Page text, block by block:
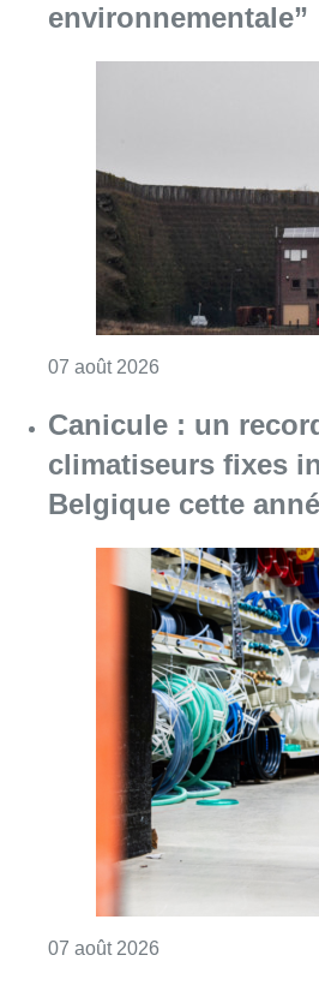
environnementale”
07 août 2026
Canicule : un
climatiseurs fixes
Belgique cette
07 août 2026